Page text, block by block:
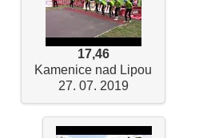
17,46
Kamenice nad Lipou
27. 07. 2019